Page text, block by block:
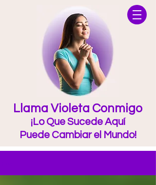
Llama Violeta Conmigo
¡Lo Que Sucede Aquí
Puede Cambiar el Mundo!